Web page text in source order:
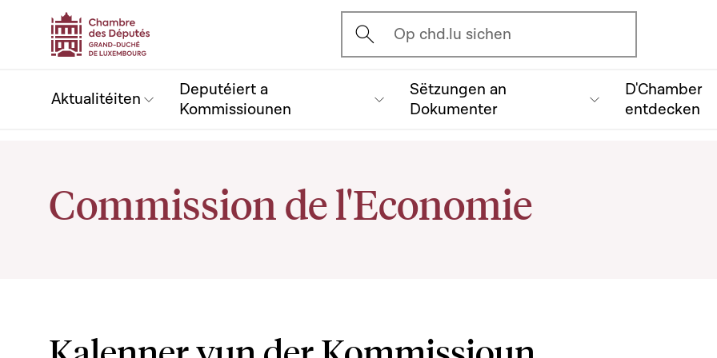
Ouvrir l'écran de recherche
Op chd.lu sichen
Aktualitéiten
Deputéiert a
Kommissiounen
Sëtzungen an
Dokumenter
D'Chamber
entdecken
Commission de l'Economie